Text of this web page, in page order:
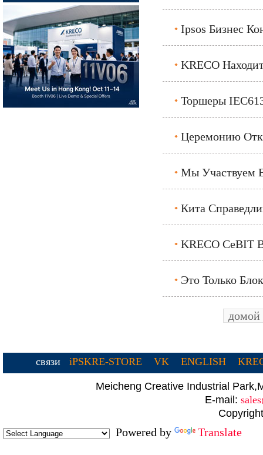
Ipsos Бизнес
KRECO
Торшеры
Церемонию
Мы Участвуем
Кита
KRECO CeBIT
Это Только
домой
связи iPSKRE-STORE VK ENGLISH
Meicheng Creative Industrial
E-mail:
Powered by Translate